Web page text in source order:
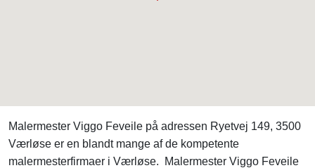
Malermester Viggo Feveile på adressen Ryetvej 149, 3500
Værløse er en blandt mange af de kompetente
malermesterfirmaer i Værløse. Malermester Viggo Feveile